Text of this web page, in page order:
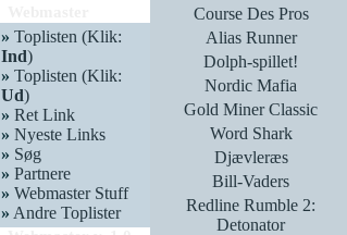
» Toplisten (Klik:
Ind)
» Toplisten (Klik:
Ud)
» Ret Link
» Nyeste Links
» Søg
» Partnere
» Webmaster Stuff
» Andre Toplister
Course Des Pros
Alias Runner
Dolph-spillet!
Nordic Mafia
Gold Miner Classic
Word Shark
Djævleræs
Bill-Vaders
Redline Rumble 2:
Detonator